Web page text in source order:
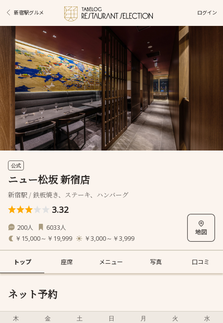
新宿駅グルメ ログイン
公式
ニュー松坂 新宿店
新宿駅 / 鉄板焼き、ステーキ、ハンバーグ
3.32
200人 6033人
￥15,000～￥19,999 ￥3,000～￥3,999
トップ 座席 メニュー 写真 口コミ
ネット予約
木 金 土 日 月 火 水